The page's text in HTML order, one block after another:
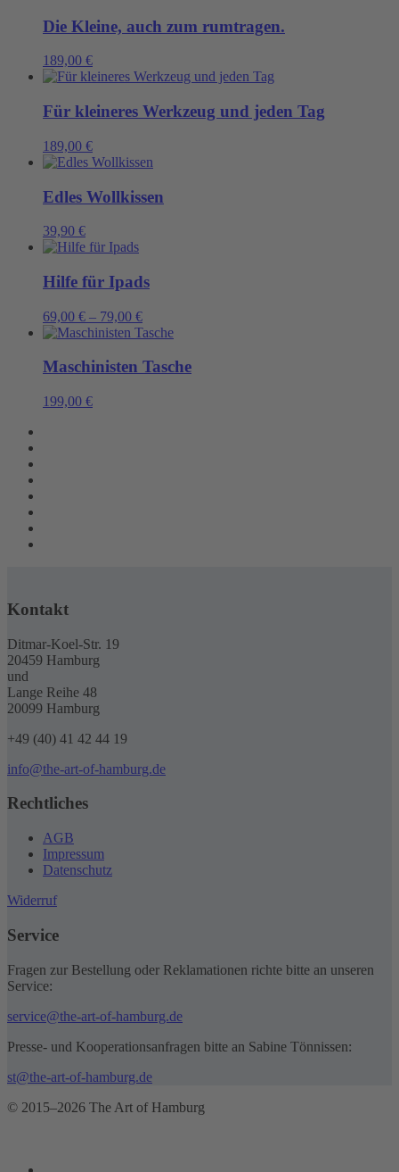
Die Kleine, auch zum rumtragen.
189,00 €
Für kleineres Werkzeug und jeden Tag
189,00 €
Edles Wollkissen
39,90 €
Hilfe für Ipads
69,00 € – 79,00 €
Maschinisten Tasche
199,00 €
Kontakt
Ditmar-Koel-Str. 19
20459 Hamburg
und
Lange Reihe 48
20099 Hamburg
+49 (40) 41 42 44 19
info@the-art-of-hamburg.de
Rechtliches
AGB
Impressum
Datenschutz
Widerruf
Service
Fragen zur Bestellung oder Reklamationen richte bitte an unseren
Service:
service@the-art-of-hamburg.de
Presse- und Kooperationsanfragen bitte an Sabine Tönnissen:
st@the-art-of-hamburg.de
© 2015–2026 The Art of Hamburg